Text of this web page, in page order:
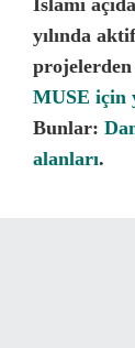
İslami
yılında
projelerden
MUSE için
Bunlar:
alanları.